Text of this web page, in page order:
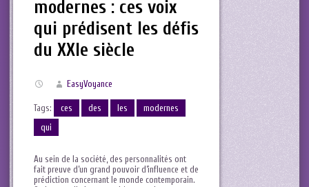
modernes : ces voix
qui prédisent les défis
du XXIe siècle
EasyVoyance
Tags: ces des les
modernes
qui
Au sein de la société, des personnalités‍ ont
fait preuve d’un grand pouvoir d’influence et de
prédiction concernant le monde contemporain.